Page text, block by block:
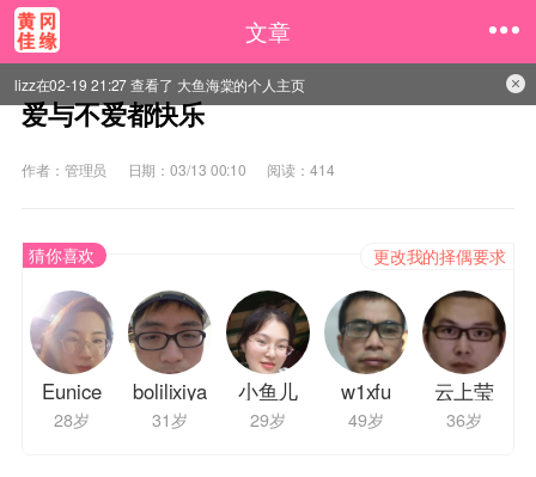
文章
爱与不爱都快乐
作者：管理员 日期：03/13 00:10 阅读：414
猜你喜欢 更改我的择偶要求
Eunice
28岁
bolilixiya
31岁
小鱼儿
29岁
w1xfu
49岁
云上莹
36岁
lizz在02-19 21:27 查看了 大鱼海棠的个人主页